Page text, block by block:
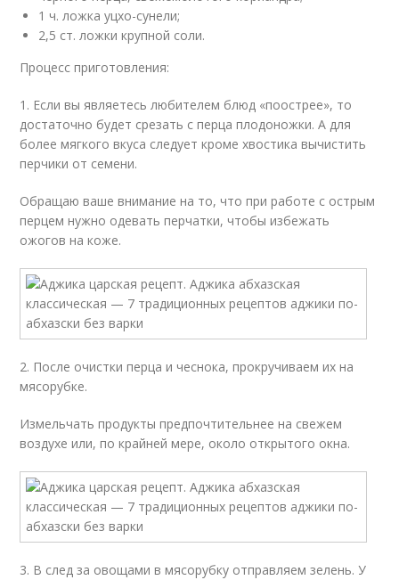
1 ч. ложка уцхо-сунели;
2,5 ст. ложки крупной соли.
Процесс приготовления:
1. Если вы являетесь любителем блюд «поострее», то
достаточно будет срезать с перца плодоножки. А для
более мягкого вкуса следует кроме хвостика вычистить
перчики от семени.
Обращаю ваше внимание на то, что при работе с острым
перцем нужно одевать перчатки, чтобы избежать
ожогов на коже.
2. После очистки перца и чеснока, прокручиваем их на
мясорубке.
Измельчать продукты предпочтительнее на свежем
воздухе или, по крайней мере, около открытого окна.
3. В след за овощами в мясорубку отправляем зелень. У